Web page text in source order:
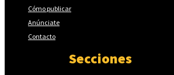
Cómo publicar
Anúnciate
Contacto
Secciones